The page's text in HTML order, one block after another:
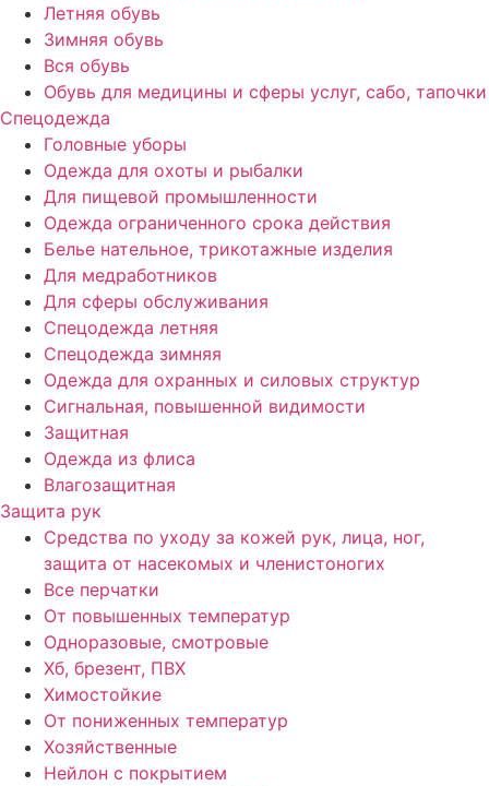
Летняя обувь
Зимняя обувь
Вся обувь
Обувь для медицины и сферы услуг, сабо, тапочки
Спецодежда
Головные уборы
Одежда для охоты и рыбалки
Для пищевой промышленности
Одежда ограниченного срока действия
Белье нательное, трикотажные изделия
Для медработников
Для сферы обслуживания
Спецодежда летняя
Спецодежда зимняя
Одежда для охранных и силовых структур
Сигнальная, повышенной видимости
Защитная
Одежда из флиса
Влагозащитная
Защита рук
Средства по уходу за кожей рук, лица, ног,
защита от насекомых и членистоногих
Все перчатки
От повышенных температур
Одноразовые, смотровые
Хб, брезент, ПВХ
Химостойкие
От пониженных температур
Хозяйственные
Нейлон с покрытием